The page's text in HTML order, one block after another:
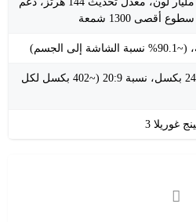
1080 × 2400 بكسل، نسبة 20:9 (~402 بكسل لكل
غوريلا 3